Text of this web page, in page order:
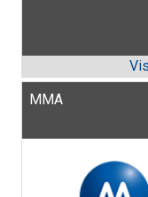
MMA